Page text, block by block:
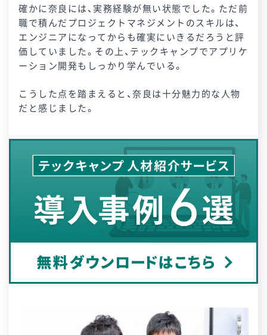
確かに奈良には、実務経験が無い状態でした。ただ前
職で積んだプロジェクトマネジメントのスキルは、
エンジニアになってからも確実にいきるだろうと評
価していました。その上、テックキャンプでアプリケ
ーション開発もしっかり学んでいる。
こうした点を踏まえると、奈良は十分魅力的な人物
だと感じました。